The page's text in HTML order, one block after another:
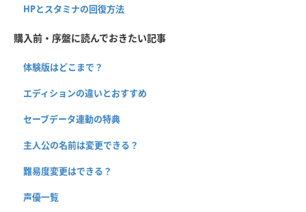
HPとスタミナの回復方法
購入前・序盤に読んでおきたい記事
体験版はどこまで？
エディションの違いとおすすめ
セーブデータ連動の特典
主人公の名前は変更できる？
難易度変更はできる？
声優一覧